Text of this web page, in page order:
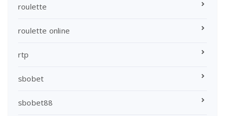
roulette
roulette online
rtp
sbobet
sbobet88